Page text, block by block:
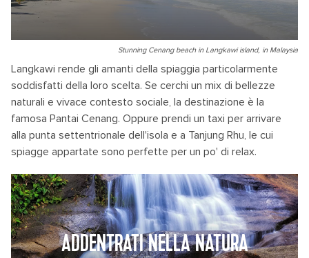
Stunning Cenang beach in Langkawi island, in Malaysia
Langkawi rende gli amanti della spiaggia particolarmente
soddisfatti della loro scelta. Se cerchi un mix di bellezze
naturali e vivace contesto sociale, la destinazione è la
famosa Pantai Cenang. Oppure prendi un taxi per arrivare
alla punta settentrionale dell'isola e a Tanjung Rhu, le cui
spiagge appartate sono perfette per un po' di relax.
ADDENTRATI NELLA NATURA